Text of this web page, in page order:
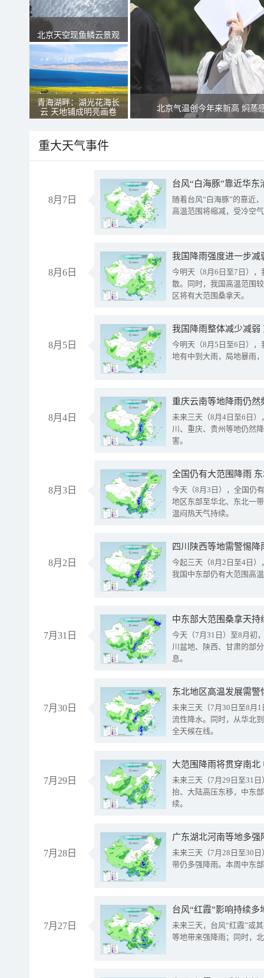
北京天空现鱼鳞云景观
青海湖畔：湖光花海长
云 天地铺成明亮画卷
北京气温创今年来新高 焖蒸
重大天气事件
8月7日
台风“白海豚”靠近华
随着台风“白海豚”的靠近
高温范围将缩减，受冷空
8月6日
今明天（8月6日至7日）
散。同时，我国高温范围
区将有大范围桑拿天。
8月5日
我国降雨整体减少减弱
今明天（8月5日至6日）
地有中到大雨，局地暴雨
8月4日
重庆云南等地降雨仍然
未来三天（8月4日至6日
川、重庆、贵州等地仍然
害。
8月3日
全国仍有大范围降雨
今天（8月3日），全国仍
地区东部至华北、东北一
温闷热天气持续。
8月2日
今起三天（8月2日至4日
我国中东部仍有大范围高
7月31日
中东部大范围桑拿天
今天（7月31日）至8月初
川盆地、陕西、甘肃的部
息。
7月30日
东北地区高温发展需
未来三天（7月30日至8月
流性降水。同时，从华北
全天候在线。
7月29日
大范围降雨将贯穿南
未来三天（7月29日至31
抬、大陆高压东移，中东
续。
7月28日
广东湖北河南等地多
未来三天（7月28日至30
带仍多强降雨。本周中东
7月27日
台风“红霞”影响持续
未来三天，台风“红霞”或
等地带来强降雨；同时，